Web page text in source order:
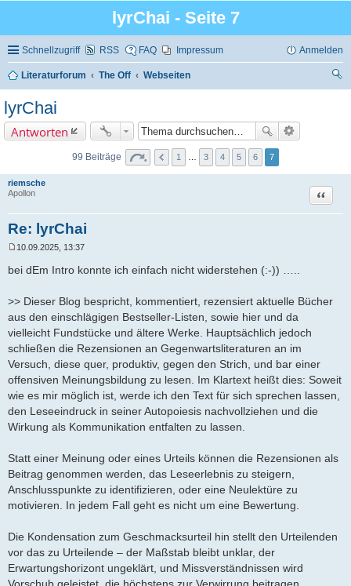
lyrChai - Seite 7
Schnellzugriff RSS FAQ Impressum Anmelden
Literaturforum The Off
Webseiten
lyrChai
Antworten
99 Beiträge 1 3 4 5 6 7
riemsche
Apollon
Re: lyrChai
Zitat
i
a
g
10.09.2025, 13:37
bei dEm Intro konnte ich einfach nicht widerstehen (:-)) …..
>> Dieser Blog bespricht, kommentiert, rezensiert aktuelle Bücher
aus den einschlägigen Bestseller-Listen, sowie hier und da
vielleicht Fundstücke und ältere Werke. Hauptsächlich jedoch
schließen die Rezensionen an Gegenwartsliteraturen an im
Versuch, diese quer, produktiv, gegen den Strich, und bar einer
offensiven Meinungsbildung zu lesen. Im Klartext heißt dies: Soweit
wie es mir möglich ist, werde ich den Text für sich sprechen lassen,
den Leseeindruck in seiner Autopoiesis nachvollziehen und die
Wirkung als Kommunikation entfalten zu lassen.
Statt einer Meinung oder eines Urteils können die Rezensionen als
Beitrag genommen werden, das Leseerlebnis zu steigern,
Anschlusspunkte zu identifizieren, oder eine Neulektüre zu
motivieren. In jedem Fall geht es nicht um eine Bewertung.
Die Kondensation zum Geschmacksurteil hin stellt den Urteilenden
vor das zu Urteilende – der Maßstab bleibt unklar, der
Erwartungshorizont ungeklärt, und Missverständnissen wird
Vorschub geleistet, die höchstens zur Verwirrung beitragen.